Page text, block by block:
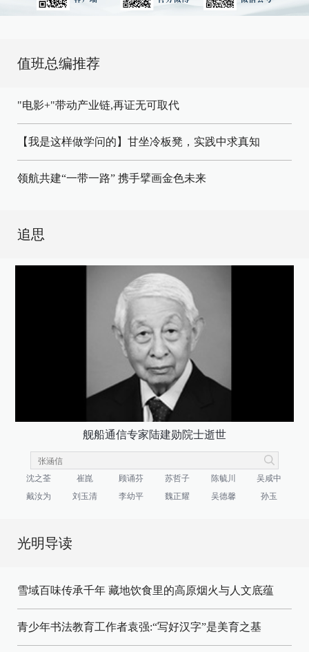
值班总编推荐
"电影+"带动产业链,再证无可取代
【我是这样做学问的】甘坐冷板凳，实践中求真知
领航共建“一带一路” 携手擘画金色未来
追思
舰船通信专家陆建勋院士逝世
沈之荃 崔崑 顾诵芬 苏哲子 陈毓川
吴咸中
戴汝为
刘玉清 李幼平 魏正耀 吴德馨 孙玉
光明导读
雪域百味传承千年 藏地饮食里的高原烟火与人文底蕴
青少年书法教育工作者袁强:“写好汉字”是美育之基